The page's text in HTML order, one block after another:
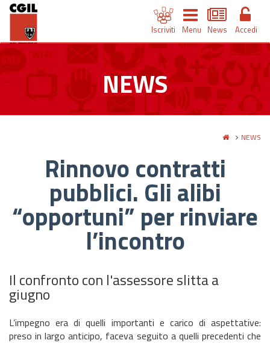
Iscriviti Menu News Accedi
NEWS
NEWS
Rinnovo contratti
pubblici. Gli alibi
“opportuni” per rinviare
l’incontro
Il confronto con l'assessore slitta a
giugno
L’impegno era di quelli importanti e carico di aspettative:
preso in largo anticipo, faceva seguito a quelli precedenti che